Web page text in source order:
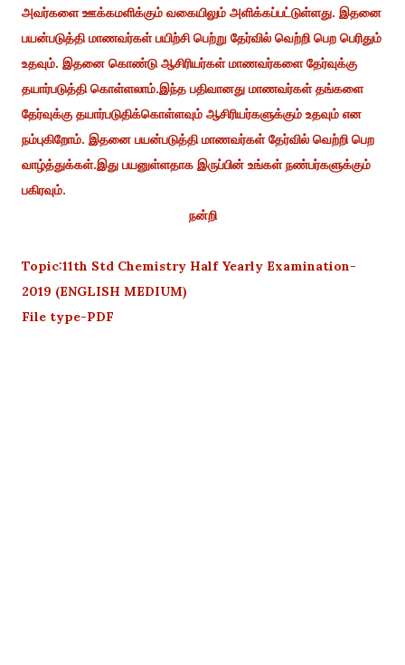
அவர்களை ஊக்கமளிக்கும் வகையிலும் அளிக்கப்பட்டுள்ளது. இதனை
பயன்படுத்தி மாணவர்கள் பயிற்சி பெற்று தேர்வில் வெற்றி பெற பெரிதும்
உதவும். இதனை கொண்டு ஆசிரியர்கள் மாணவர்களை தேர்வுக்கு
தயார்படுத்தி கொள்ளலாம்.இந்த பதிவானது மாணவர்கள் தங்களை
தேர்வுக்கு தயார்படுதிக்கொள்ளவும் ஆசிரியர்களுக்கும் உதவும் என
நம்புகிறோம். இதனை பயன்படுத்தி மாணவர்கள் தேர்வில் வெற்றி பெற
வாழ்த்துக்கள்.இது பயனுள்ளதாக இருப்பின் உங்கள் நண்பர்களுக்கும்
பகிரவும்.
நன்றி
Topic:11th Std Chemistry Half Yearly Examination-
2019 (ENGLISH MEDIUM)
File type-PDF